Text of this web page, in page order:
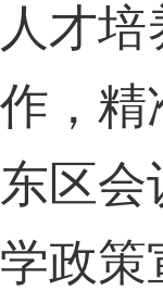
人才
作，精
东区会
学政策